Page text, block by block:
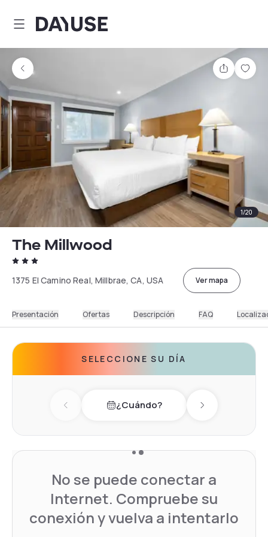
Dayuse
1/20
The Millwood
1375 El Camino Real, Millbrae, CA, USA Ver mapa
Presentación Ofertas Descripción FAQ
SELECCIONE SU DÍA
Previous day¿Cuándo? Next day
No se puede conectar a
Internet. Compruebe su
conexión y vuelva a intentarlo